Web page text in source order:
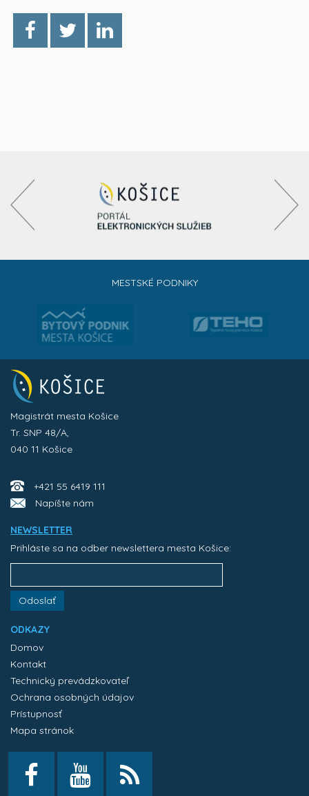
MESTSKÉ PODNIKY
Magistrát mesta Košice
Tr. SNP 48/A,
040 11 Košice
+421 55 6419 111
Napíšte nám
NEWSLETTER
Prihláste sa na odber newslettera mesta Košice:
Odoslať
ODKAZY
Domov
Kontakt
Technický prevádzkovateľ
Ochrana osobných údajov
Prístupnosť
Mapa stránok